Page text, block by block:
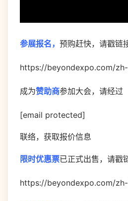
参展报名， 预购赶快，请戳链
https://beyondexpo.com/
成为赞助商参加大会，请经过
[email protected]
联络，获取报价信息
限时优惠票已正式出售，请戳
https://beyondexpo.com/